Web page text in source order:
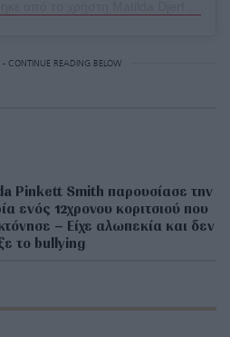
- CONTINUE READING BELOW
Pinkett Smith παρουσίασε την
ενός 12χρονου κοριτσιού που
– Είχε αλωπεκία και δεν
το bullying